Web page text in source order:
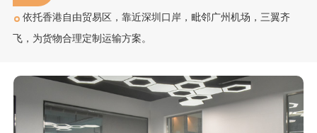
依托香港自由贸易区，靠近深圳口岸，毗邻广州机场，三翼齐
飞，为货物合理定制运输方案。